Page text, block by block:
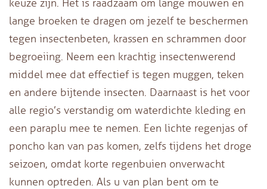
keuze zijn. Het is raadzaam om lange mouwen en
lange broeken te dragen om jezelf te beschermen
tegen insectenbeten, krassen en schrammen door
begroeiing. Neem een krachtig insectenwerend
middel mee dat effectief is tegen muggen, teken
en andere bijtende insecten. Daarnaast is het voor
alle regio’s verstandig om waterdichte kleding en
een paraplu mee te nemen. Een lichte regenjas of
poncho kan van pas komen, zelfs tijdens het droge
seizoen, omdat korte regenbuien onverwacht
kunnen optreden. Als u van plan bent om te